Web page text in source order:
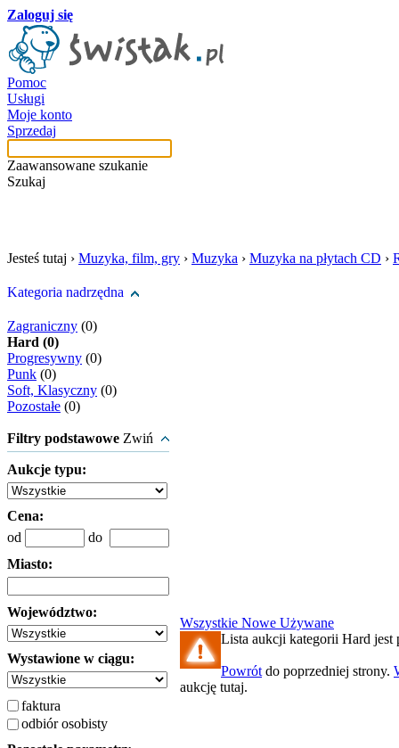
Zaloguj się
Pomoc
Usługi
Moje konto
Sprzedaj
Zaawansowane szukanie
Szukaj
Jesteś tutaj › Muzyka, film, gry › Muzyka › Muzyka na płytach CD ›
Kategoria nadrzędna
Zagraniczny (0)
Hard (0)
Progresywny (0)
Punk (0)
Soft, Klasyczny (0)
Pozostałe (0)
Filtry podstawowe Zwiń
Aukcje typu:
Cena:
od
do
Miasto:
Województwo:
Wystawione w ciągu:
faktura
odbiór osobisty
Wszystkie Nowe Używane
Lista aukcji kategorii Hard jest
Powrót do poprzedniej strony.
aukcję tutaj.